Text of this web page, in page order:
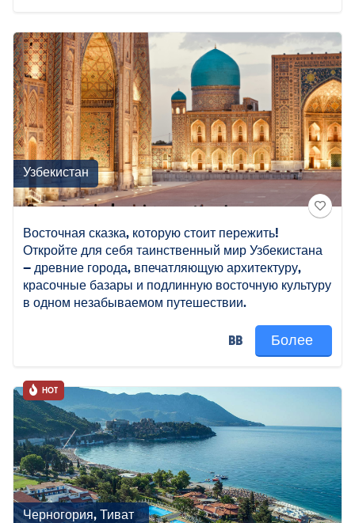
Узбекистан
Восточная сказка, которую стоит пережить!
Откройте для себя таинственный мир Узбекистана
– древние города, впечатляющую архитектуру,
красочные базары и подлинную восточную культуру
в одном незабываемом путешествии.
BB Более
HOT
Черногория, Тиват